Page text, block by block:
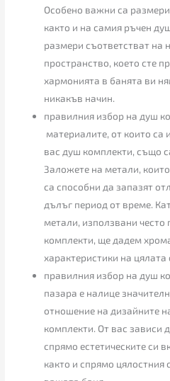
Особено важни са
както и на самия ръчен
размери съответстват на
пространство, което сте
хармонията в банята ви
никакъв начин.
правилния избор на душ
материалите, от които са
вас душ комплекти, също
Заложете на метали,
са способни да запазят
дълъг период от време.
метали, използвани
комплекти, ще дадем
характеристики на цялата
правилния избор на душ
пазара е налице
отношение на дизайните
комплекти. От вас зависи
спрямо естетическите си
както и спрямо